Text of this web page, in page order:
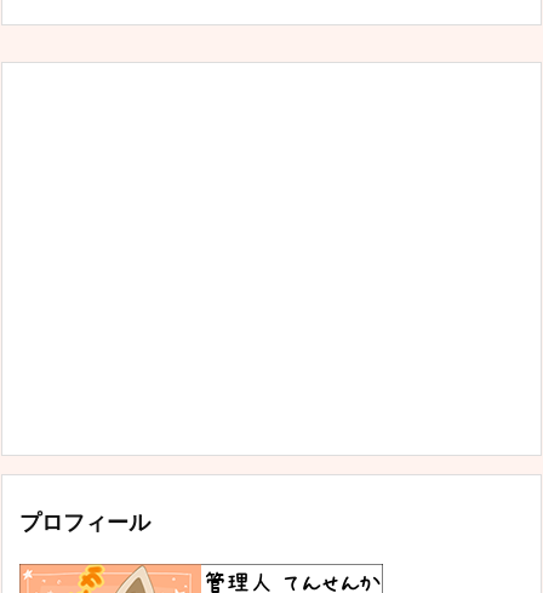
プロフィール